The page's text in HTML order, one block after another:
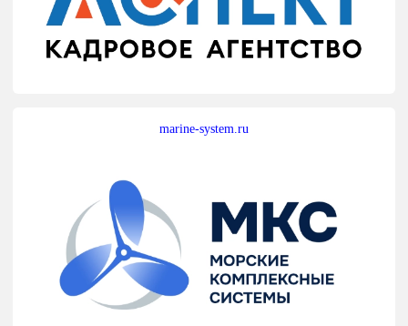
marine-system.ru